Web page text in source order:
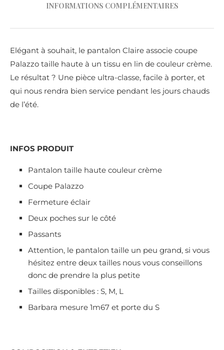
INFORMATIONS COMPLÉMENTAIRES
Elégant à souhait, le pantalon Claire associe coupe
Palazzo taille haute à un tissu en lin de couleur crème.
Le résultat ? Une pièce ultra-classe, facile à porter, et
qui nous rendra bien service pendant les jours chauds
de l’été.
INFOS PRODUIT
Pantalon taille haute couleur crème
Coupe Palazzo
Fermeture éclair
Deux poches sur le côté
Passants
Attention, le pantalon taille un peu grand, si vous
hésitez entre deux tailles nous vous conseillons
donc de prendre la plus petite
Tailles disponibles : S, M, L
Barbara mesure 1m67 et porte du S